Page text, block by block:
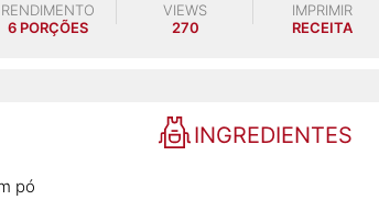
RENDIMENTO
6 PORÇÕES
VIEWS
270
IMPRIMIR
RECEITA
INGREDIENTES
pó